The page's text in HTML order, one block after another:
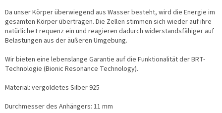
Da unser Körper überwiegend aus Wasser besteht, wird die Energie im
gesamten Körper übertragen. Die Zellen stimmen sich wieder auf ihre
natürliche Frequenz ein und reagieren dadurch widerstandsfähiger auf
Belastungen aus der äußeren Umgebung.
Wir bieten eine lebenslange Garantie auf die Funktionalität der BRT-
Technologie (Bionic Resonance Technology).
Material: vergoldetes Silber 925
Durchmesser des Anhängers: 11 mm